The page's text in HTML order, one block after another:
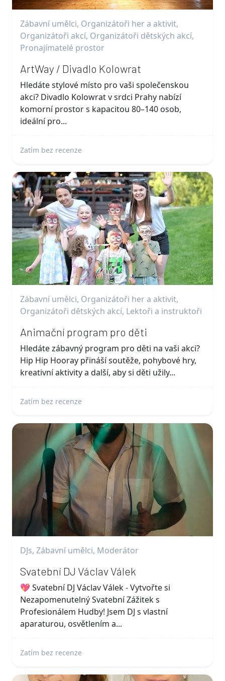
Zábavní umělci, Organizátoři her a aktivit,
Organizátoři akcí, Organizátoři dětských akcí,
Pronajímatelé prostor
ArtWay / Divadlo Kolowrat
Hledáte stylové místo pro vaši společenskou
akci? Divadlo Kolowrat v srdci Prahy nabízí
komorní prostor s kapacitou 80–140 osob,
ideální pro...
Zatím bez recenze
Zábavní umělci, Organizátoři her a aktivit,
Organizátoři dětských akcí, Lektoři a instruktoři
Animační program pro děti
Hledáte zábavný program pro děti na vaši akci?
Hip Hip Hooray přináší soutěže, pohybové hry,
kreativní aktivity a další, aby si děti užily...
Zatím bez recenze
DJs, Zábavní umělci, Moderátor
Svatební DJ Václav Válek
💖 Svatební DJ Václav Válek - Vytvořte si
Nezapomenutelný Svatební Zážitek s
Profesionálem Hudby! Jsem DJ s vlastní
aparaturou, osvětlením a...
Zatím bez recenze